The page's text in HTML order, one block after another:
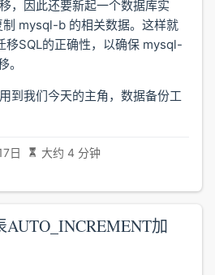
，因此还要新起一个数据库实
mysql-b 的相关数据。这样就
SQL的正确性，以确保 mysql-
。
到我们今天的主角，数据备份工
日 大约 4 分钟
加